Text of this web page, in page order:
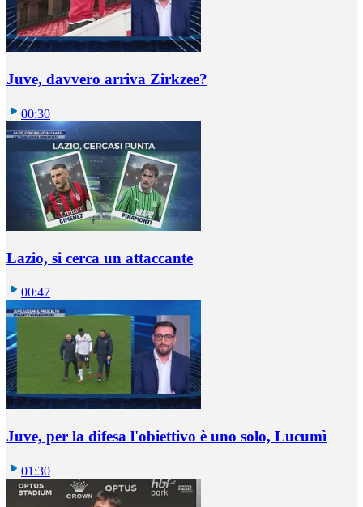
Juve, davvero arriva Zirkzee?
00:30
Lazio, si cerca un attaccante
00:47
Juve, per la difesa l'obiettivo è uno solo, Lucumì
01:30